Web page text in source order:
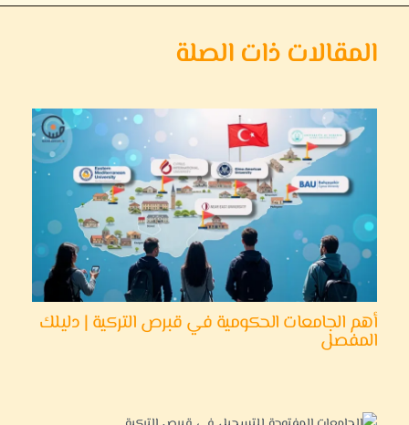
المقالات ذات الصلة
أهم الجامعات الحكومية في قبرص التركية | دليلك
المفصل